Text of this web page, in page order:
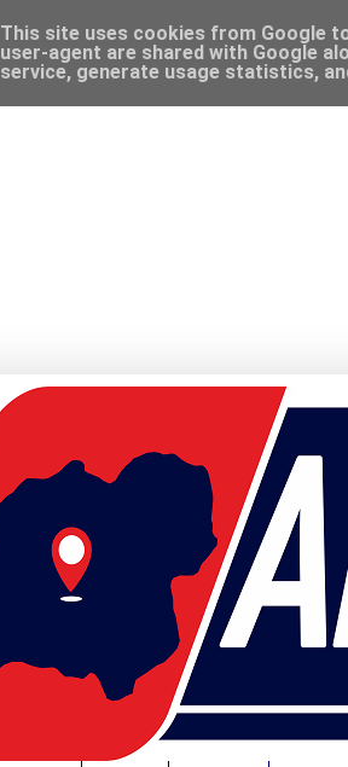
This site uses cookies from Google
user-agent are shared with Google
service, generate usage statistics,